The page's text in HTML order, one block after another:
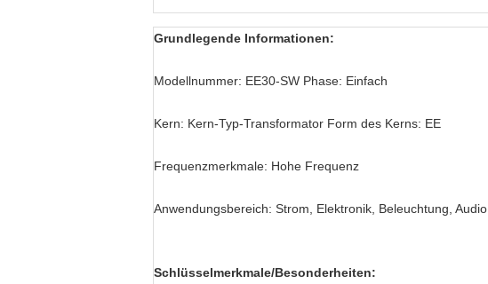
Grundlegende Informationen:
Modellnummer: EE30-SW Phase: Einfach
Kern: Kern-Typ-Transformator Form des Kerns: EE
Frequenzmerkmale: Hohe Frequenz
Anwendungsbereich: Strom, Elektronik, Beleuchtung, Audio
Schlüsselmerkmale/Besonderheiten: